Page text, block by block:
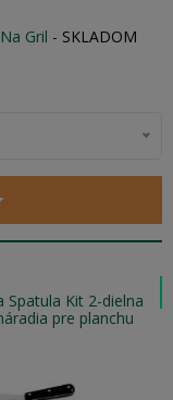
Gril - SKLADOM
Spatula Kit 2-dielna
pre planchu